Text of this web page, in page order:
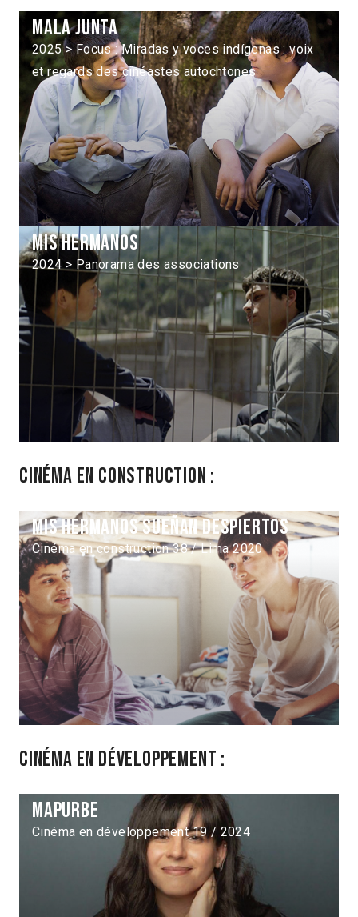
Mala junta
2025 > Focus : Miradas y voces indígenas : voix
et regards des cinéastes autochtones
Mis hermanos
2024 > Panorama des associations
Cinéma en construction :
Mis hermanos sueñan despiertos
Cinéma en construction 38 / Lima 2020
Cinéma en développement :
Mapurbe
Cinéma en développement 19 / 2024